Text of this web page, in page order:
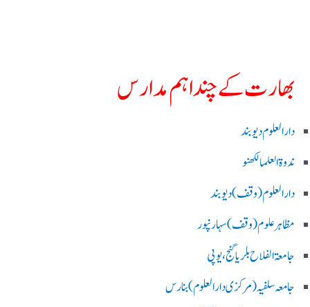
بھارت کے چند اہم مدارس
دارالعلوم دیوبند
ندوۃالعلما لکھنو
دارالعلوم (وقف)دیوبند
مظاہرعلوم (وقف)سہارنپور
جامعۃ الفلاح بلریاگنج،یوپی
جامعہ سلفیہ(مرکزی دارالعلوم )بنارس